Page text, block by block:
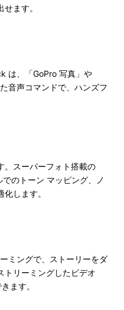
ます。
は、「GoPro 写真」や
音声コマンドで、ハンズフ
。スーパーフォト搭載の
のトーン マッピング、ノ
します。
ミングで、ストーリーをダ
トリーミングしたビデオ
ます。